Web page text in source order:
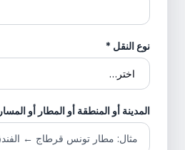
نوع النقل *
المدينة أو المنطقة أو المطار أو المسار